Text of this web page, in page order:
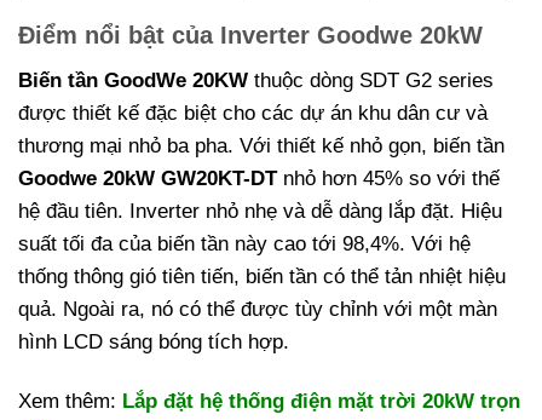
Điểm nổi bật của Inverter Goodwe 20kW
Biến tần GoodWe 20KW thuộc dòng SDT G2 series
được thiết kế đặc biệt cho các dự án khu dân cư và
thương mại nhỏ ba pha. Với thiết kế nhỏ gọn, biến tần
Goodwe 20kW GW20KT-DTnhỏ hơn 45% so với thế
hệ đầu tiên. Inverter nhỏ nhẹ và dễ dàng lắp đặt. Hiệu
suất tối đa của biến tần này cao tới 98,4%. Với hệ
thống thông gió tiên tiến, biến tần có thể tản nhiệt hiệu
quả. Ngoài ra, nó có thể được tùy chỉnh với một màn
hình LCD sáng bóng tích hợp.
Xem thêm: Lắp đặt hệ thống điện mặt trời 20kW trọn